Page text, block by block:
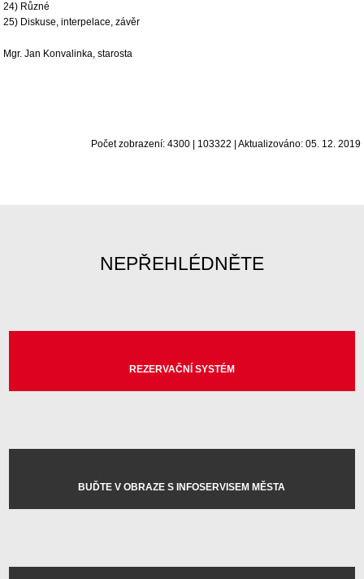
24) Různé
25) Diskuse, interpelace, závěr
Mgr. Jan Konvalinka, starosta
Počet zobrazení: 4300 | 103322 | Aktualizováno: 05. 12. 2019
NEPŘEHLÉDNĚTE
REZERVAČNÍ SYSTÉM
BUĎTE V OBRAZE S INFOSERVISEM MĚSTA